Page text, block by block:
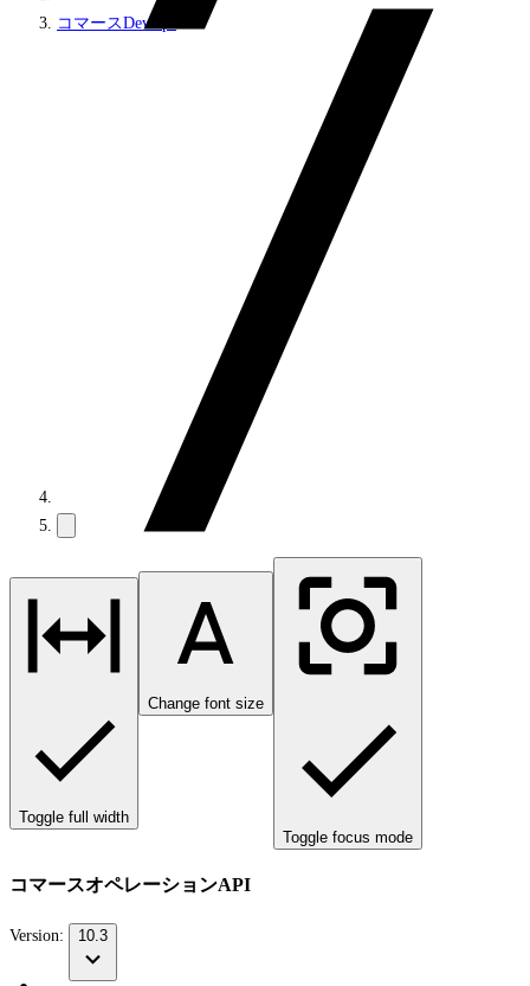
コマースDevOps
Toggle full width
Change font size
Toggle focus mode
コマースオペレーションAPI
Version: 10.3